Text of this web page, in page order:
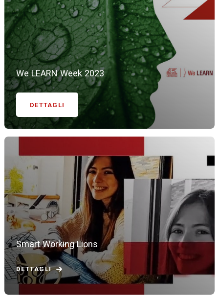
We LEARN Week 2023
DETTAGLI
Smart Working Lions
DETTAGLI